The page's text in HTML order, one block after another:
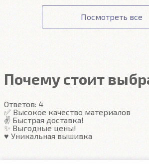
оформлении заказа.
Получение товара.
Гарантия на автоковрики 1 год.
сотрудники доступа не имеют.
Посмотреть все
Почему стоит
Ответов: 4
✅ Высокое качество материалов
✌️ Быстрая доставка!
✨ Выгодные цены!
♥️ Уникальная вышивка